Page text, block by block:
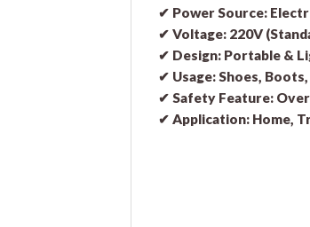
✔ Power Source:
✔ Voltage: 220V
✔ Design: Portable &
✔ Usage:Shoes,
✔ Safety Feature:
✔ Application: Home,